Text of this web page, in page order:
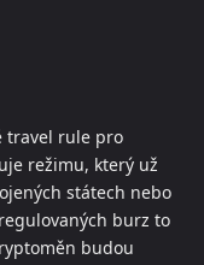
travel rule pro
režimu, který už
státech nebo
burz to
budou